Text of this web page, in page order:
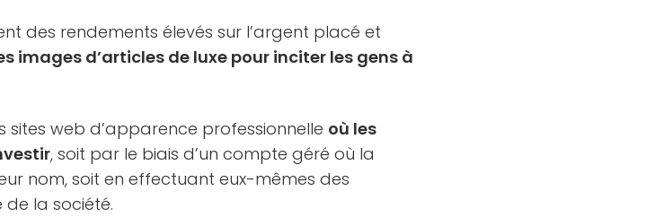
des rendements élevés sur l’argent placé et
images d’articles de luxe pour inciter les gens à
sites web d’apparence professionnelle où les
, soit par le biais d’un compte géré où la
nom, soit en effectuant eux-mêmes des
la société.